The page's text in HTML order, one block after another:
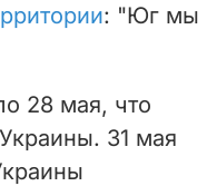
: "Юг мы
28 мая, что
31 мая